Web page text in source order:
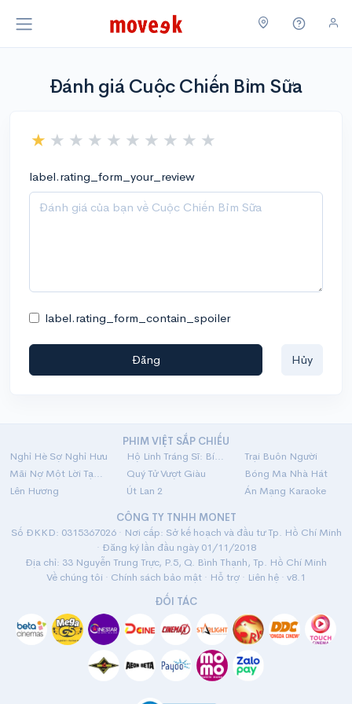
Đánh giá Cuộc Chiến Bỉm Sữa
label.rating_form_your_review
label.rating_form_contain_spoiler
Đăng Hủy
PHIM VIỆT SẮP CHIẾU
Nghỉ Hè Sợ Nghỉ Hưu
Hộ Linh Tráng Sĩ: Bí Ẩn Mộ Vua Đinh
Trại Buôn Người
Mãi Nợ Một Lời Tạm Biệt
Quý Tử Vượt Giàu
Bóng Ma Nhà Hát
Lên Hương
Út Lan 2
Án Mạng Karaoke
CÔNG TY TNHH MONET
Số ĐKKD: 0315367026 · Nơi cấp: Sở kế hoạch và đầu tư Tp. Hồ Chí Minh
· Đăng ký lần đầu ngày 01/11/2018
Địa chỉ: 33 Nguyễn Trung Trực, P.5, Q. Bình Thạnh, Tp. Hồ Chí Minh
Về chúng tôi · Chính sách bảo mật · Hỗ trợ · Liên hệ · v8.1
ĐỐI TÁC